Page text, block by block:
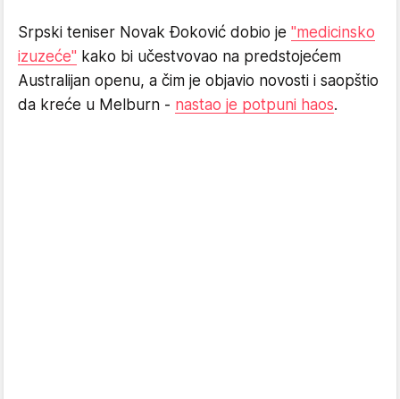
Srpski teniser Novak Đoković dobio je "medicinsko
izuzeće" kako bi učestvovao na predstojećem
Australijan openu, a čim je objavio novosti i saopštio
da kreće u Melburn - nastao je potpuni haos.